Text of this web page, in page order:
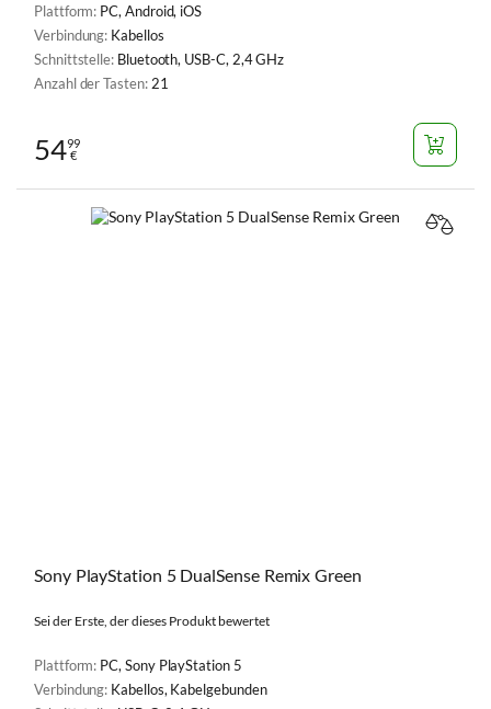
Plattform: PC, Android, iOS
Verbindung: Kabellos
Schnittstelle: Bluetooth, USB-C, 2,4 GHz
Anzahl der Tasten: 21
5499
€
Sony PlayStation 5 DualSense Remix Green
Sei der Erste, der dieses Produkt bewertet
Plattform: PC, Sony PlayStation 5
Verbindung: Kabellos, Kabelgebunden